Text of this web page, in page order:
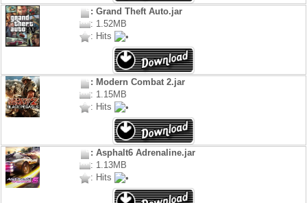
: Grand Theft Auto.jar
: 1.52MB
: Hits
: Modern Combat 2.jar
: 1.15MB
: Hits
: Asphalt6 Adrenaline.jar
: 1.13MB
: Hits